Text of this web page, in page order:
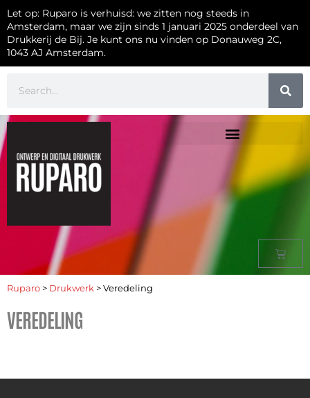
Let op: Ruparo is verhuisd: we zitten nog steeds in
Amsterdam, maar we zijn sinds 1 januari 2025 onderdeel van
Drukkerij de Bij. Je kunt ons nu vinden op Donauweg 2C,
1043 AJ Amsterdam.
Ruparo > Drukwerk > Veredeling
VEREDELING